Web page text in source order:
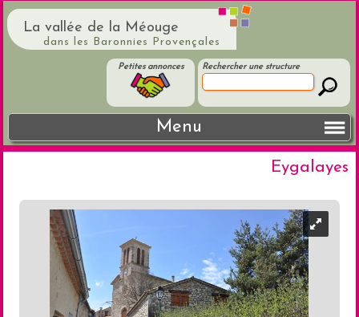
La vallée de la Méouge
dans les Baronnies Provençales
Rechercher une structure
Petites annonces
Menu
Eygalayes